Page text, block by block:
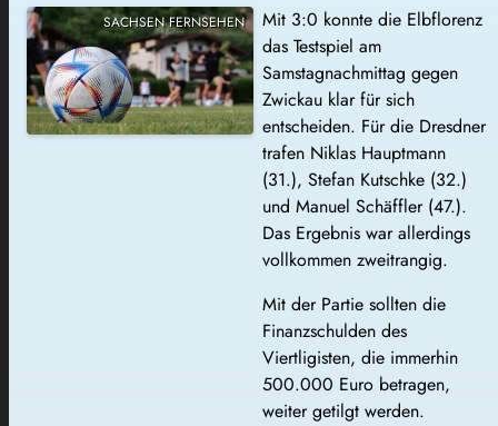
SACHSEN FERNSEHEN
Mit 3:0 konnte die Elbflorenz
das Testspiel am
Samstagnachmittag gegen
Zwickau klar für sich
entscheiden. Für die Dresdner
trafen Niklas Hauptmann
(31.), Stefan Kutschke (32.)
und Manuel Schäffler (47.).
Das Ergebnis war allerdings
vollkommen zweitrangig.
Mit der Partie sollten die
Finanzschulden des
Viertligisten, die immerhin
500.000 Euro betragen,
weiter getilgt werden.